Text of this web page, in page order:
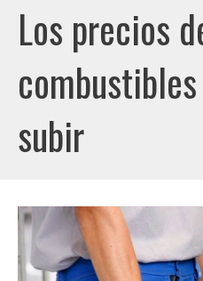
Los precios
subir